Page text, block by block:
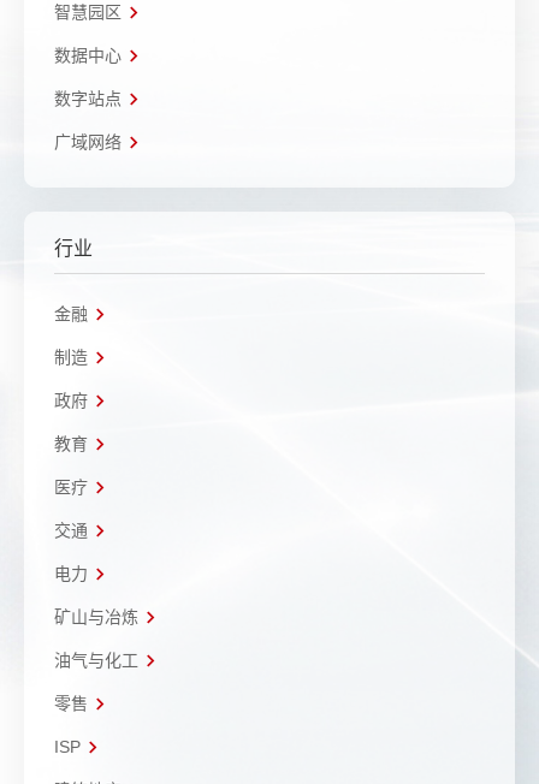
智慧园区
数据中心
数字站点
广域网络
行业
金融
制造
政府
教育
医疗
交通
电力
矿山与冶炼
油气与化工
零售
ISP